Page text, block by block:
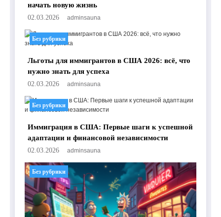
начать новую жизнь
02.03.2026 adminsauna
Без рубрики
Льготы для иммигрантов в США 2026: всё, что
нужно знать для успеха
02.03.2026 adminsauna
Без рубрики
Иммиграция в США: Первые шаги к успешной
адаптации и финансовой независимости
02.03.2026 adminsauna
Без рубрики